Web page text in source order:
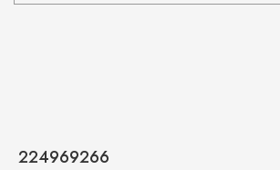
224969266